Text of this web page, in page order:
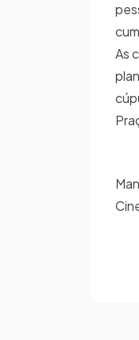
As